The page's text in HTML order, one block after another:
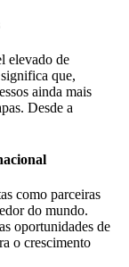
elevado de
que,
ainda mais
Desde a
como parceiras
do mundo.
oportunidades de
o crescimento